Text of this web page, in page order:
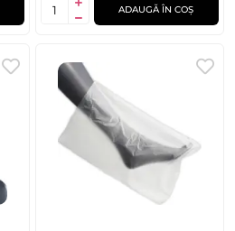
ADAUGĂ ÎN COȘ